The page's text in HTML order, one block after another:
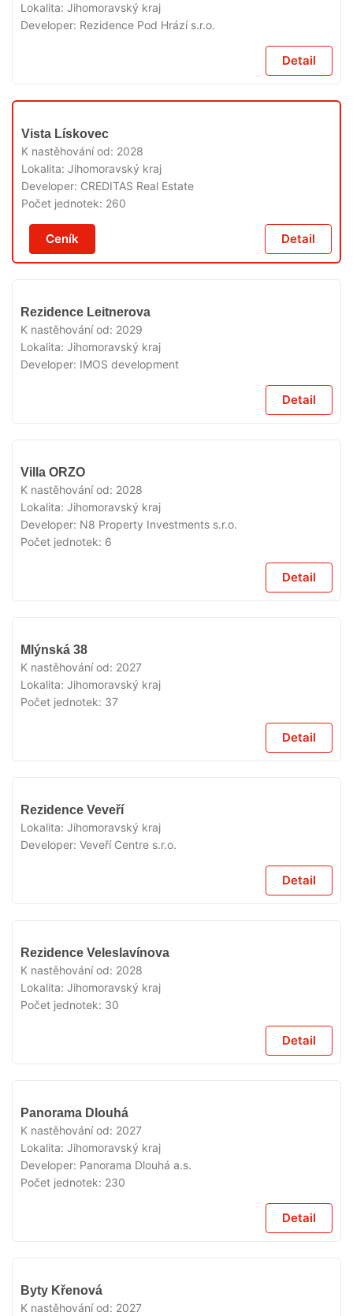
Lokalita: Jihomoravský kraj
Developer: Rezidence Pod Hrází s.r.o.
Detail
Vista Lískovec
K nastěhování od: 2028
Lokalita: Jihomoravský kraj
Developer: CREDITAS Real Estate
Počet jednotek: 260
Ceník Detail
Rezidence Leitnerova
K nastěhování od: 2029
Lokalita: Jihomoravský kraj
Developer: IMOS development
Detail
Villa ORZO
K nastěhování od: 2028
Lokalita: Jihomoravský kraj
Developer: N8 Property Investments s.r.o.
Počet jednotek: 6
Detail
Mlýnská 38
K nastěhování od: 2027
Lokalita: Jihomoravský kraj
Počet jednotek: 37
Detail
Rezidence Veveří
Lokalita: Jihomoravský kraj
Developer: Veveří Centre s.r.o.
Detail
Rezidence Veleslavínova
K nastěhování od: 2028
Lokalita: Jihomoravský kraj
Počet jednotek: 30
Detail
Panorama Dlouhá
K nastěhování od: 2027
Lokalita: Jihomoravský kraj
Developer: Panorama Dlouhá a.s.
Počet jednotek: 230
Detail
Byty Křenová
K nastěhování od: 2027